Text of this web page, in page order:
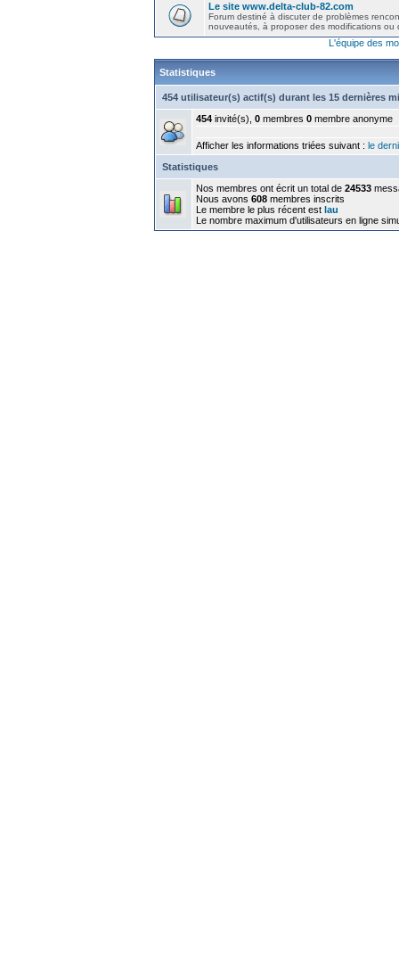
Le site www.delta-club-82.com
Forum destiné à discuter de problèmes
nouveautés, à proposer des modifications ou
L'équipe des
Statistiques
454 utilisateur(s) actif(s) durant les 15 dernières
454 invité(s), 0 membres 0 membre anonyme
Afficher les informations triées suivant : le
Statistiques
Nos membres ont écrit un total de 24533
Nous avons 608 membres inscrits
Le membre le plus récent est lau
Le nombre maximum d'utilisateurs en ligne